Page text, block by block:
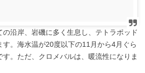
沿岸、岩磯に多く生息し、テトラポッド
す。海水温が20度以下の11月から4月ぐら
。ただ、クロメバルは、暖流性になりま